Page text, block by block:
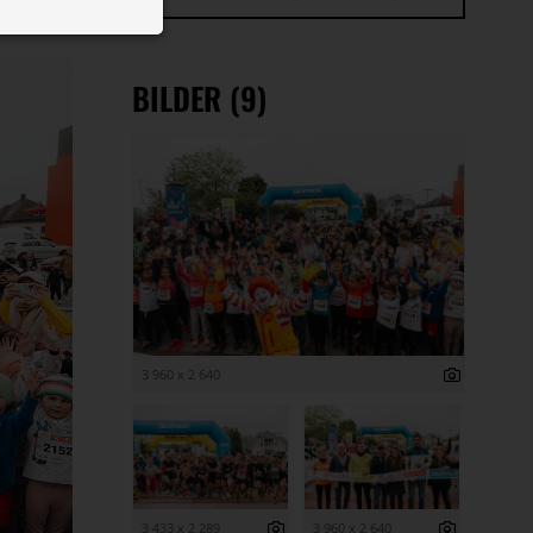
BILDER (9)
3 960 x 2 640
3 433 x 2 289 3 960 x 2 640